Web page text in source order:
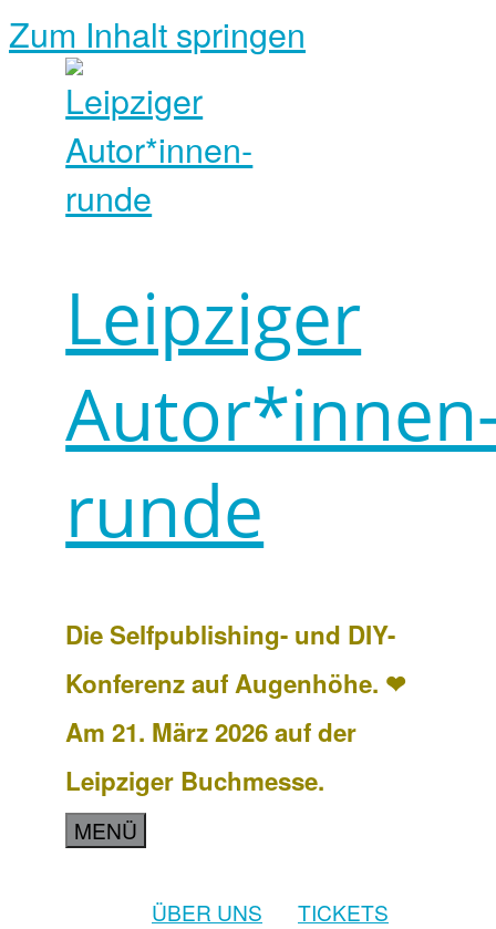
Zum Inhalt springen
Leipziger
runde
Die Selfpublishing- und DIY-
Konferenz auf Augenhöhe. ❤
Am 21. März 2026 auf der
Leipziger Buchmesse.
MENÜ
ÜBER UNS
TICKETS